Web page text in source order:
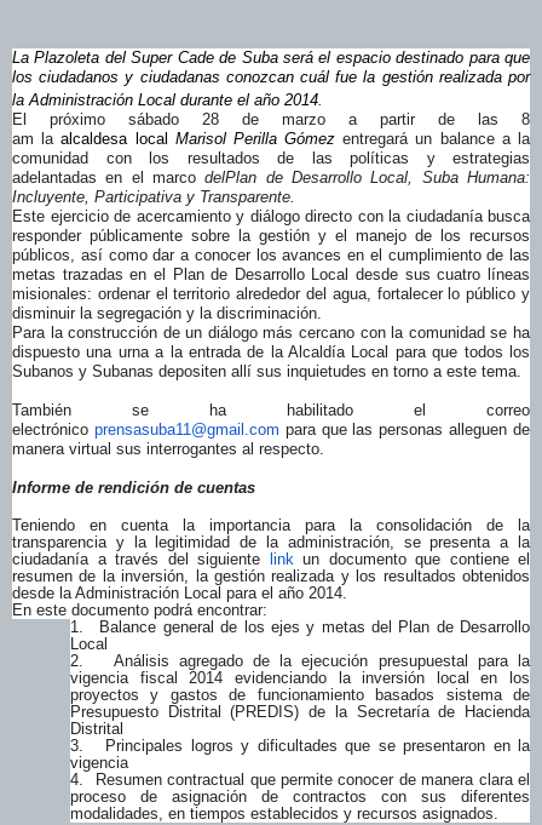
La Plazoleta del Super Cade de Suba será el espacio destinado para que
los ciudadanos y ciudadanas conozcan cuál fue la gestión realizada por
la Administración Local durante el año 2014.
El próximo sábado 28 de marzo a partir de las 8
am laalcaldesa local Marisol Perilla Gómezentregará un balance a la
comunidad con los resultados de las políticas y estrategias
adelantadas en el marcodelPlan de Desarrollo Local, Suba Humana:
Incluyente, Participativa y Transparente.
Este ejercicio de acercamiento y diálogo directo con la ciudadanía busca
responder públicamente sobre la gestión y el manejo de los recursos
públicos, así como dar a conocer los avances en el cumplimiento de las
metas trazadas en el Plan de Desarrollo Local desde sus cuatro líneas
misionales: ordenar el territorio alrededor del agua, fortalecer lo público y
disminuir la segregación y la discriminación.
Para la construcción de un diálogo más cercano con la comunidad se ha
dispuesto una urna a la entrada de la Alcaldía Local para que todos los
Subanos y Subanas depositen allí sus inquietudes en torno a este tema.
También se ha habilitado el correo
electrónico prensasuba11@gmail.com para que las personas alleguen de
manera virtual sus interrogantes al respecto.
Informe de rendición de cuentas
Teniendo en cuenta la importancia para la consolidación de la
transparencia y la legitimidad de la administración, se presenta a la
ciudadanía a través del siguiente
linkun documento que contiene el
resumen de la inversión, la gestión realizada y los resultados obtenidos
desde la Administración Local para el año 2014.
En este documento podrá encontrar:
1.
Balance general de los ejes y metas del Plan de Desarrollo
Local
2.
Análisis agregado de la ejecución presupuestal para la
vigencia fiscal 2014 evidenciando la inversión local en los
proyectos y gastos de funcionamiento basados sistema de
Presupuesto Distrital (PREDIS) de la Secretaría de Hacienda
Distrital
3.
Principales logros y dificultades que se presentaron en la
vigencia
4.
Resumen contractual que permite conocer de manera clara el
proceso de asignación de contractos con sus diferentes
modalidades, en tiempos establecidos y recursos asignados.